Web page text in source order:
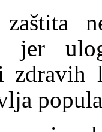
zaštita
jer
zdravih